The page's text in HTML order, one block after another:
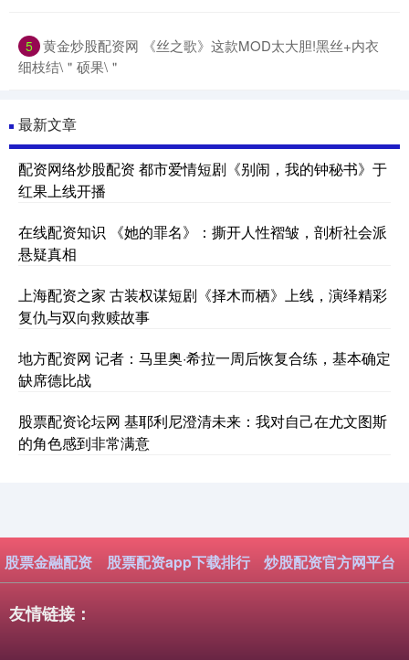
5 黄金炒股配资网 《丝之歌》这款MOD太大胆!黑丝+内衣
细枝结\＂硕果\＂
最新文章
配资网络炒股配资 都市爱情短剧《别闹，我的钟秘书》于
红果上线开播
在线配资知识 《她的罪名》：撕开人性褶皱，剖析社会派
悬疑真相
上海配资之家 古装权谋短剧《择木而栖》上线，演绎精彩
复仇与双向救赎故事
地方配资网 记者：马里奥·希拉一周后恢复合练，基本确定
缺席德比战
股票配资论坛网 基耶利尼澄清未来：我对自己在尤文图斯
的角色感到非常满意
股票金融配资 股票配资app下载排行 炒股配资官方网平台
友情链接：